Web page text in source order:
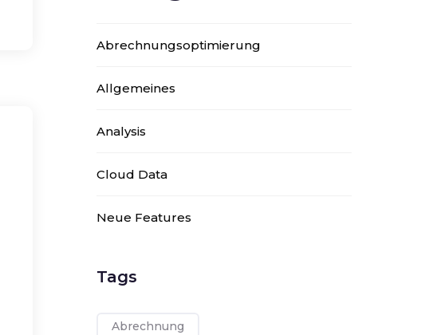
Abrechnungsoptimierung
Allgemeines
Analysis
Cloud Data
Neue Features
Tags
Abrechnung